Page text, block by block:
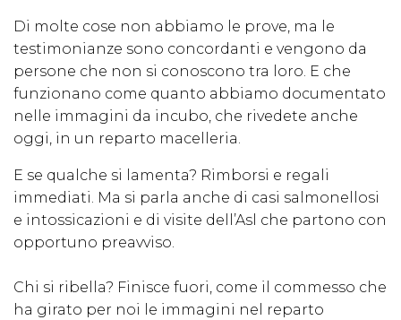
Di molte cose non abbiamo le prove, ma le
testimonianze sono concordanti e vengono da
persone che non si conoscono tra loro. E che
funzionano come quanto abbiamo documentato
nelle immagini da incubo, che rivedete anche
oggi, in un reparto macelleria.
E se qualche si lamenta? Rimborsi e regali
immediati. Ma si parla anche di casi salmonellosi
e intossicazioni e di visite dell’Asl che partono con
opportuno preavviso.
Chi si ribella? Finisce fuori, come il commesso che
ha girato per noi le immagini nel reparto